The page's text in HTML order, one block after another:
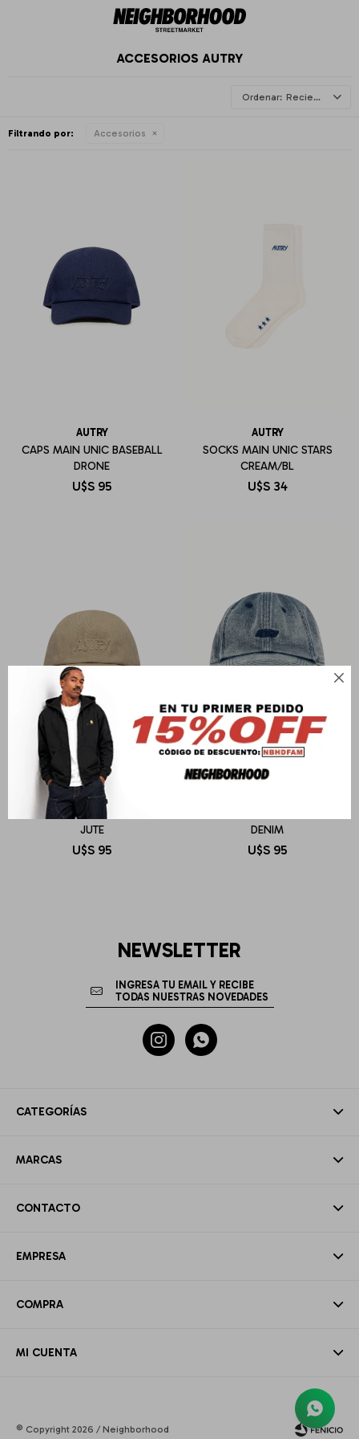

ACCESORIOS AUTRY
Recientes
Filtrando por: Accesorios
AUTRY
CAPS MAIN UNIC BASEBALL
DRONE
U$S 95
AUTRY
SOCKS MAIN UNIC STARS
CREAM/BL
U$S 34
AUTRY
CAPS MAIN UNIC BASEBALL
JUTE
U$S 95
DENIM
U$S 95
CATEGORÍAS
MARCAS
CONTACTO
EMPRESA
COMPRA
MI CUENTA
NEWSLETTER
 
© Copyright 2026 / Neighborhood